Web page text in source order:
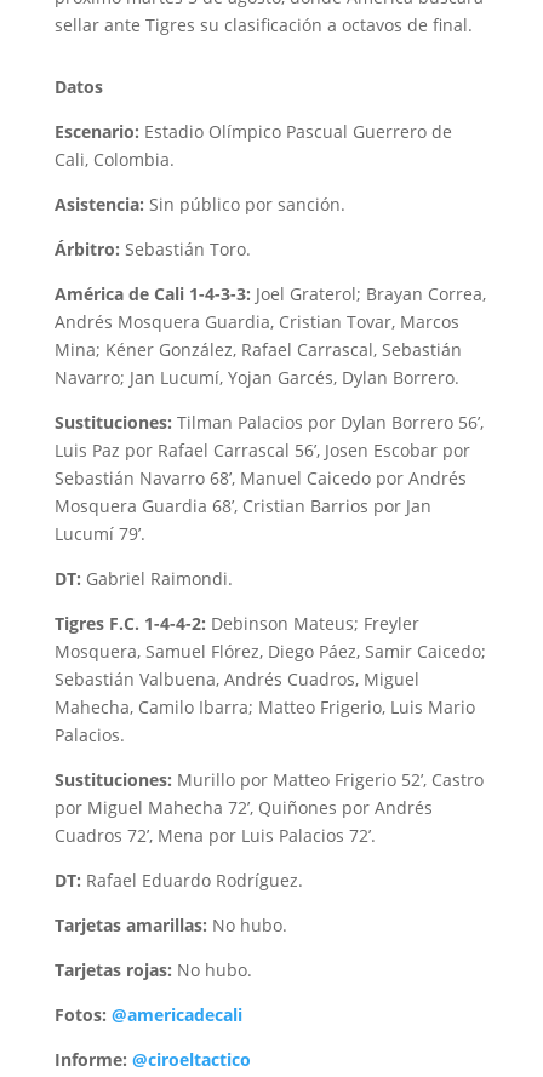
sellar ante Tigres su clasificación a octavos de final.
Datos
Escenario: Estadio Olímpico Pascual Guerrero de
Cali, Colombia.
Asistencia: Sin público por sanción.
Árbitro: Sebastián Toro.
América de Cali 1-4-3-3: Joel Graterol; Brayan Correa,
Andrés Mosquera Guardia, Cristian Tovar, Marcos
Mina; Kéner González, Rafael Carrascal, Sebastián
Navarro; Jan Lucumí, Yojan Garcés, Dylan Borrero.
Sustituciones: Tilman Palacios por Dylan Borrero 56’,
Luis Paz por Rafael Carrascal 56’, Josen Escobar por
Sebastián Navarro 68’, Manuel Caicedo por Andrés
Mosquera Guardia 68’, Cristian Barrios por Jan
Lucumí 79’.
DT: Gabriel Raimondi.
Tigres F.C. 1-4-4-2: Debinson Mateus; Freyler
Mosquera, Samuel Flórez, Diego Páez, Samir Caicedo;
Sebastián Valbuena, Andrés Cuadros, Miguel
Mahecha, Camilo Ibarra; Matteo Frigerio, Luis Mario
Palacios.
Sustituciones: Murillo por Matteo Frigerio 52’, Castro
por Miguel Mahecha 72’, Quiñones por Andrés
Cuadros 72’, Mena por Luis Palacios 72’.
DT: Rafael Eduardo Rodríguez.
Tarjetas amarillas: No hubo.
Tarjetas rojas: No hubo.
Fotos: @americadecali
Informe: @ciroeltactico